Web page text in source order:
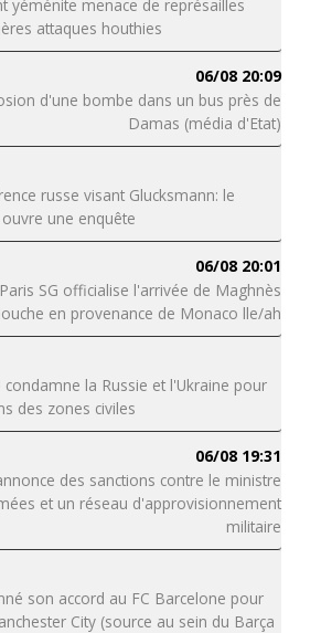
yéménite menace de représailles
attaques houthies
06/08 20:09
d'une bombe dans un bus près de
Damas (média d'Etat)
russe visant Glucksmann: le
une enquête
06/08 20:01
SG officialise l'arrivée de Maghnès
en provenance de Monaco lle/ah
condamne la Russie et l'Ukraine pour
des zones civiles
06/08 19:31
des sanctions contre le ministre
et un réseau d'approvisionnement
militaire
son accord au FC Barcelone pour
City (source au sein du Barça